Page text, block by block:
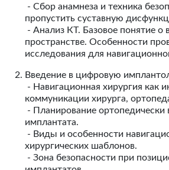
- Сбор анамнеза и техника
пропустить суставную
- Анализ КТ. Базовое понятие о
пространстве. Особенности
исследования для
Введение в цифровую
- Навигационная хирургия как
коммуникации хирурга,
- Планирование
имплантата.
- Виды и особенности
хирургических шаблонов.
- Зона безопасности при